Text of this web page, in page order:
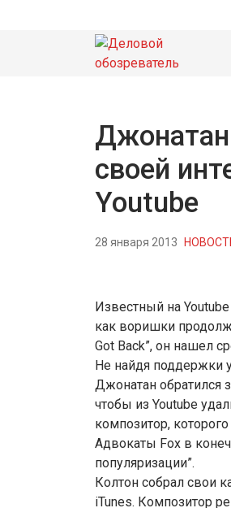
своей
Youtube
28 января 2013
Известный на
как воришки
Got Back”, он нашел
Не найдя поддержки
Джонатан обратился
чтобы из Youtube
композитор,
Адвокаты Fox в
популяризации”.
Колтон собрал свои
iTunes. Композитор